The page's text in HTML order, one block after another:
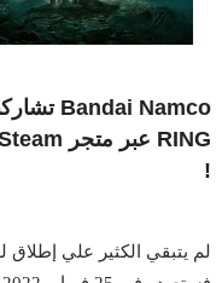
!